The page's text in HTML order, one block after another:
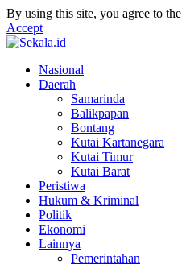
By using this site, you agree to the
Accept
Nasional
Daerah
Samarinda
Balikpapan
Bontang
Kutai Kartanegara
Kutai Timur
Kutai Barat
Peristiwa
Hukum & Kriminal
Politik
Ekonomi
Lainnya
Pemerintahan